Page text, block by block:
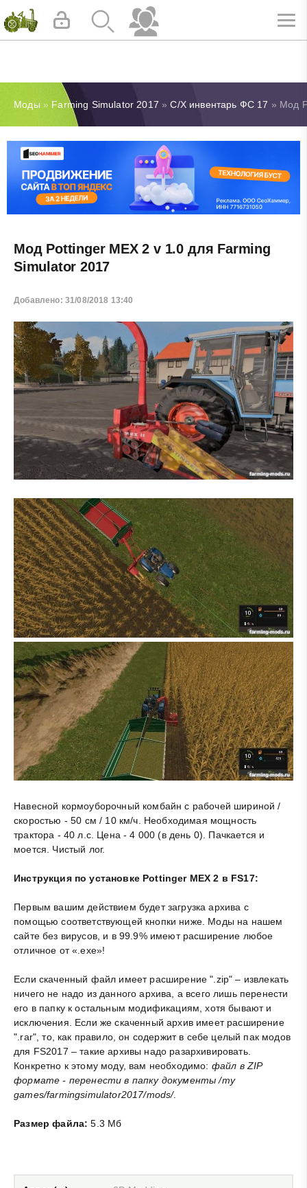
Моды » Farming Simulator 2017 »С/Х инвентарь ФС 17 » Мод
Мод Pottinger MEX 2 v 1.0 для Farming
Simulator 2017
Добавлено: 31/08/2018 13:40
Навесной кормоуборочный комбайн с рабочей шириной /
скоростью - 50 см / 10 км/ч. Необходимая мощность
трактора - 40 л.с. Цена - 4 000 (в день 0). Пачкается и
моется. Чистый лог.
Инструкция по установке Pottinger MEX 2 в FS17:
Первым вашим действием будет загрузка архива с
помощью соответствующей кнопки ниже. Моды на нашем
сайте без вирусов, и в 99.9% имеют расширение любое
отличное от «.exe»!
Если скаченный файл имеет расширение ".zip" – извлекать
ничего не надо из данного архива, а всего лишь перенести
его в папку к остальным модификациям, хотя бывают и
исключения. Если же скаченный архив имеет расширение
".rar", то, как правило, он содержит в себе целый пак модов
для FS2017 – такие архивы надо разархивировать.
Конкретно к этому моду, вам необходимо: файл в ZIP
формате - перенести в папку документы /my
games/farmingsimulator2017/mods/.
Размер файла: 5.3 Мб